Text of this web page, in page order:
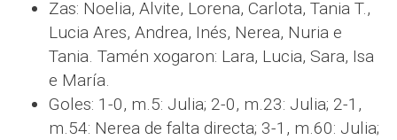
Zas: Noelia, Alvite, Lorena, Carlota, Tania T.,
Lucia Ares, Andrea, Inés, Nerea, Nuria e
Tania. Tamén xogaron: Lara, Lucia, Sara, Isa
e María.
Goles: 1-0, m.5: Julia; 2-0, m.23: Julia; 2-1,
m.54: Nerea de falta directa; 3-1, m.60: Julia;